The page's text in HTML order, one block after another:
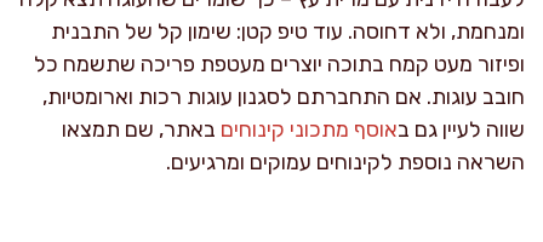
ומנחמת, ולא דחוסה. עוד טיפ קטן: שימון קל של התבנית
ופיזור מעט קמח בתוכה יוצרים מעטפת פריכה שתשמח כל
חובב עוגות. אם התחברתם לסגנון עוגות רכות וארומטיות,
שווה לעיין גם באוסף מתכוני קינוחים באתר, שם תמצאו
השראה נוספת לקינוחים עמוקים ומרגיעים.